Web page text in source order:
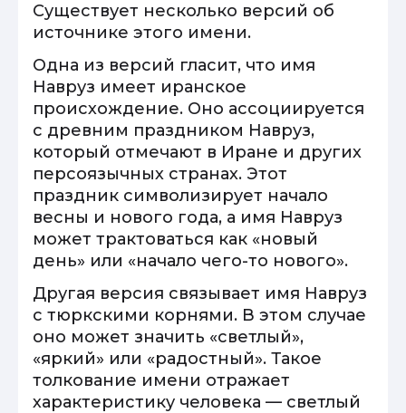
Существует несколько версий об
источнике этого имени.
Одна из версий гласит, что имя
Навруз имеет иранское
происхождение. Оно ассоциируется
с древним праздником Навруз,
который отмечают в Иране и других
персоязычных странах. Этот
праздник символизирует начало
весны и нового года, а имя Навруз
может трактоваться как «новый
день» или «начало чего-то нового».
Другая версия связывает имя Навруз
с тюркскими корнями. В этом случае
оно может значить «светлый»,
«яркий» или «радостный». Такое
толкование имени отражает
характеристику человека — светлый